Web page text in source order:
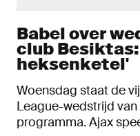
Babel over
club
heksenketel'
Woensdag staat de
League-wedstrijd
programma. Ajax